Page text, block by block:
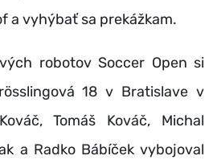
a vyhýbať sa prekážkam.
robotov Soccer Open si
18 v Bratislave v
Tomáš Kováč, Michal
a Radko Bábíček vybojoval